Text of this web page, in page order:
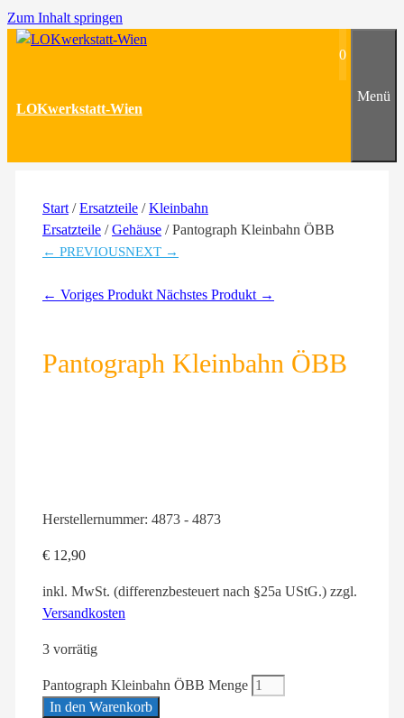
Zum Inhalt springen
LOKwerkstatt-Wien
0
Menü
Start /Ersatzteile /Kleinbahn
Ersatzteile /Gehäuse / Pantograph Kleinbahn ÖBB
← PREVIOUSNEXT →
← Voriges Produkt Nächstes Produkt →
Pantograph Kleinbahn ÖBB
Herstellernummer: 4873 - 4873
€ 12,90
inkl. MwSt. (differenzbesteuert nach §25a UStG.) zzgl.
Versandkosten
3 vorrätig
Pantograph Kleinbahn ÖBB Menge
In den Warenkorb